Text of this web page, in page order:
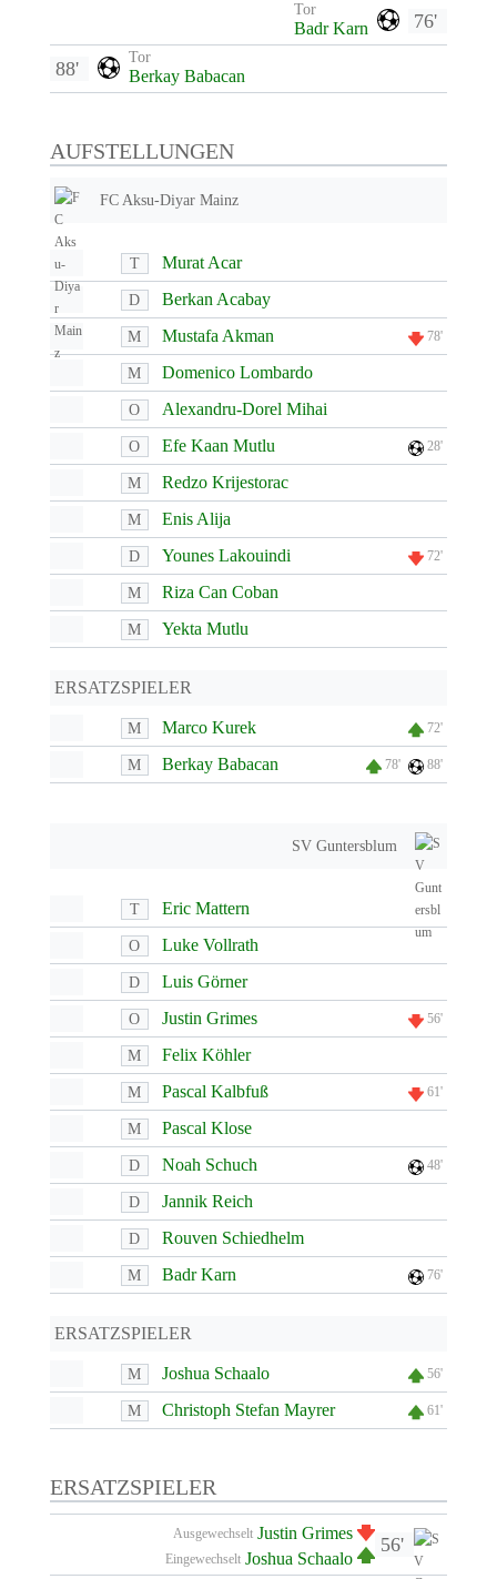
76'
Tor
Badr Karn
Tor
Berkay Babacan
88'
AUFSTELLUNGEN
FC Aksu-Diyar Mainz
T Murat Acar
D Berkan Acabay
M Mustafa Akman 78'
M Domenico Lombardo
O Alexandru-Dorel Mihai
O Efe Kaan Mutlu 28'
M Redzo Krijestorac
M Enis Alija
D Younes Lakouindi 72'
M Riza Can Coban
M Yekta Mutlu
ERSATZSPIELER
M Marco Kurek 72'
M Berkay Babacan 78' 88'
SV Guntersblum
T Eric Mattern
O Luke Vollrath
D Luis Görner
O Justin Grimes 56'
M Felix Köhler
M Pascal Kalbfuß 61'
M Pascal Klose
D Noah Schuch 48'
D Jannik Reich
D Rouven Schiedhelm
M Badr Karn 76'
ERSATZSPIELER
M Joshua Schaalo 56'
M Christoph Stefan Mayrer 61'
ERSATZSPIELER
56'
Ausgewechselt Justin Grimes
Eingewechselt Joshua Schaalo